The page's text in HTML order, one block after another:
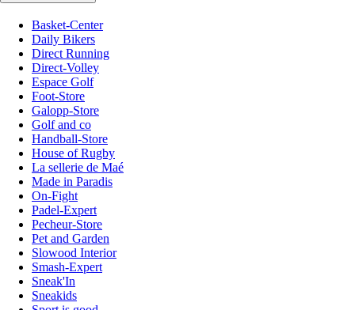
Basket-Center
Daily Bikers
Direct Running
Direct-Volley
Espace Golf
Foot-Store
Galopp-Store
Golf and co
Handball-Store
House of Rugby
La sellerie de Maé
Made in Paradis
On-Fight
Padel-Expert
Pecheur-Store
Pet and Garden
Slowood Interior
Smash-Expert
Sneak'In
Sneakids